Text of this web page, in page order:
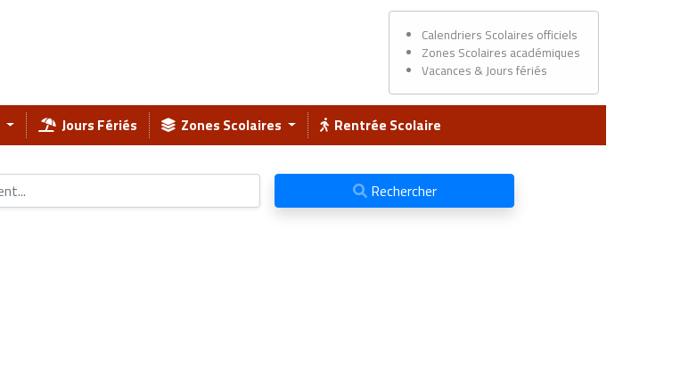
Calendriers Scolaires officiels
Zones Scolaires académiques
Vacances & Jours fériés
Jours Fériés Zones Scolaires Rentrée Scolaire
Rechercher